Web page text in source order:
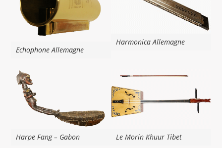
Echophone Allemagne
Harmonica Allemagne
Harpe Fang – Gabon Le Morin Khuur Tibet